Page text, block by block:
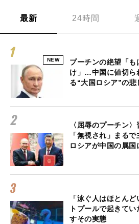
最新 24時間
NEW
プーチンの絶望「
け」…中国に値切ら
る“大国ロシア”の悲
〈屈辱のプーチン
「無視され」まる
ロシアが中国の属
「泳ぐ人はほとん
トプールで起きて
すその実態